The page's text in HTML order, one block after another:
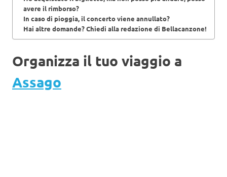
avere il rimborso?
In caso di pioggia, il concerto viene annullato?
Hai altre domande? Chiedi alla redazione di Bellacanzone!
Organizza il tuo viaggio a
Assago